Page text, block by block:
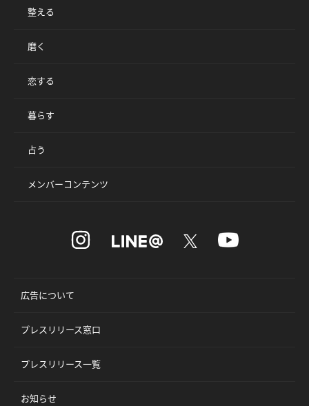
整える
磨く
恋する
暮らす
占う
メンバーコンテンツ
広告について
プレスリリース窓口
プレスリリース一覧
お知らせ